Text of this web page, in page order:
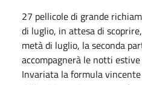
27 pellicole di grande
di luglio, in attesa di
metà di luglio, la seconda
accompagnerà le notti
Invariata la formula